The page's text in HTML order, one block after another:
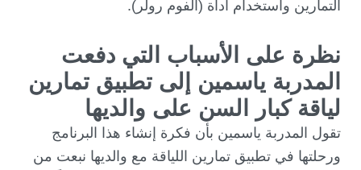
التمارين واستخدام أداة (الفوم رولر).
نظرة على الأسباب التي دفعت
المدربة ياسمين إلى تطبيق تمارين
لياقة كبار السن على والديها
تقول المدربة ياسمين بأن فكرة إنشاء هذا البرنامج
ورحلتها في تطبيق تمارين اللياقة مع والديها نبعت من